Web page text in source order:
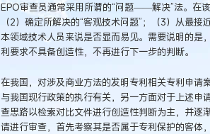
EPO审查员通常采用所谓的“问题——解决”法。在
（2）确定所解决的“客观技术问题”；（3）从最
本领域技术人员来说是否显而易见。需要说明的是
利要求不具备创造性，不再进行下一步的判断。
在我国，对涉及商业方法的发明专利相关专利申
与我国现行政策的执行有关，另一方面对于上述申
查思路以检索对比文件进行创造性判断为主，并逐
请进行审查，首先考察其是否属于专利保护的客体